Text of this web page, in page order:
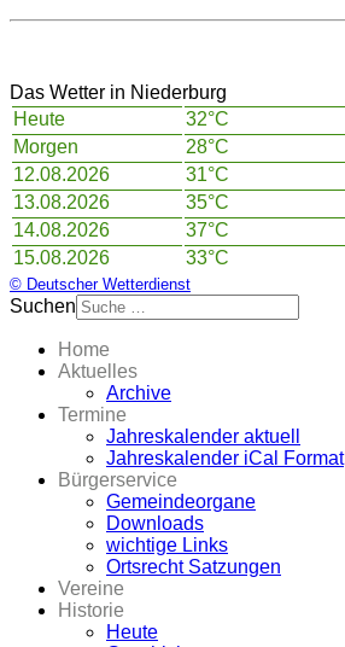
Das Wetter in Niederburg
Heute
32°C
Morgen
28°C
12.08.2026
31°C
13.08.2026
35°C
14.08.2026
37°C
15.08.2026
33°C
© Deutscher Wetterdienst
Suchen
Home
Aktuelles
Archive
Termine
Jahreskalender aktuell
Jahreskalender iCal Format
Bürgerservice
Gemeindeorgane
Downloads
wichtige Links
Ortsrecht Satzungen
Vereine
Historie
Heute